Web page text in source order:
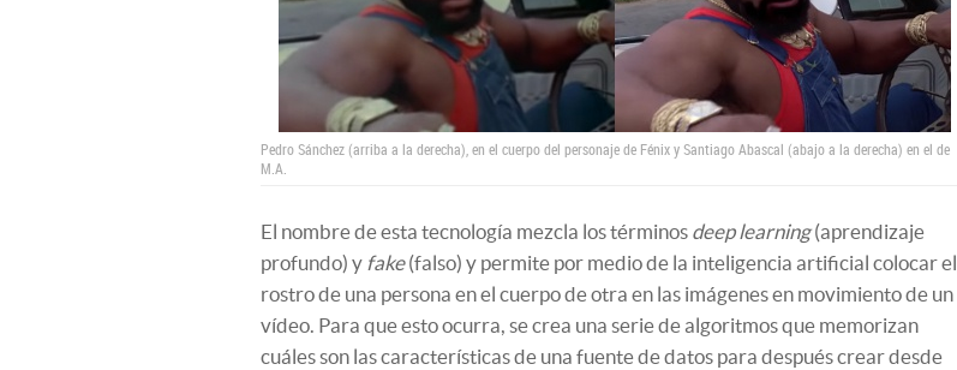
Pedro Sánchez (arriba a la derecha), en el cuerpo del personaje de Fénix y Santiago Abascal (abajo a la derecha) en el de
M.A.
El nombre de esta tecnología mezcla los términos deep learning(aprendizaje
profundo) y fake(falso) y permite por medio de la inteligencia artificial colocar el
rostro de una persona en el cuerpo de otra en las imágenes en movimiento de un
vídeo. Para que esto ocurra, se crea una serie de algoritmos que memorizan
cuáles son las características de una fuente de datos para después crear desde